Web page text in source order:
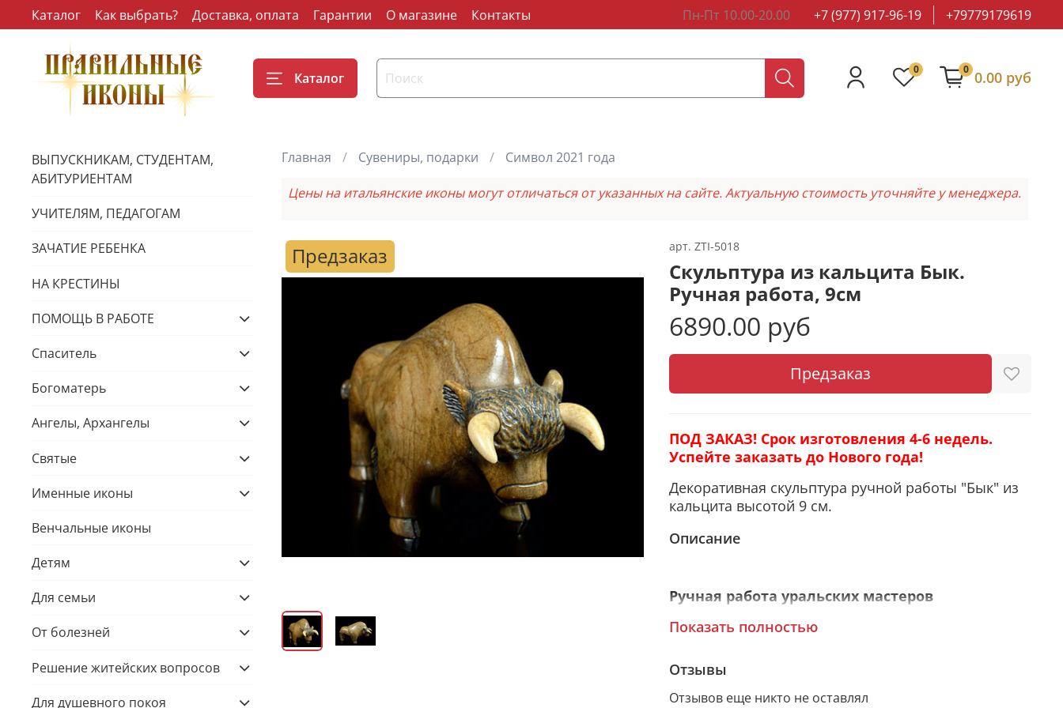
Каталог Как выбрать? Доставка, оплата Гарантии О магазине Контакты Пн-Пт 10.00-20.00 +7 (977) 917-96-19 +79779179619
Каталог
0 0 0.00 руб
Главная Сувениры, подарки Символ 2021 года
Цены на итальянские иконы могут отличаться от указанных на сайте. Актуальную стоимость уточняйте у менеджера.
Предзаказ арт. ZTI-5018
Скульптура из кальцита Бык.
Ручная работа, 9см
6890.00 руб
Предзаказ
ПОД ЗАКАЗ! Срок изготовления 4-6 недель.
Успейте заказать до Нового года!
Декоративная скульптура ручной работы "Бык" из
кальцита высотой 9 см.
Описание
Ручная работа уральских мастеров
своими изделиями. У вас есть возможность
получить статуэтку, изготовленную вручную по
Показать полностью
Отзывы
Отзывов еще никто не оставлял
ВЫПУСКНИКАМ, СТУДЕНТАМ,
АБИТУРИЕНТАМ
УЧИТЕЛЯМ, ПЕДАГОГАМ
ЗАЧАТИЕ РЕБЕНКА
НА КРЕСТИНЫ
ПОМОЩЬ В РАБОТЕ
Спаситель
Богоматерь
Ангелы, Архангелы
Святые
Именные иконы
Венчальные иконы
Детям
Для семьи
От болезней
Решение житейских вопросов
Для душевного покоя